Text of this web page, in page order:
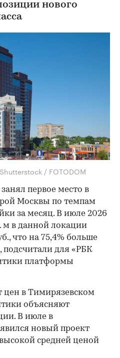
нового
/ FOTODOM
первое место в
Москвы по темпам
за месяц. В июле 2026
м в данной локации
что на 75,4% больше
подсчитали для «РБК
платформы
цен в Тимирязевском
объясняют
В июле в
новый проект
средней ценой